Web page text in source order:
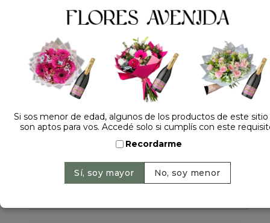
Dejá tu opinión
NOMBRE
Si sos menor de edad, algunos de los productos de este
son aptos para vos. Accedé solo si cumplís con este
Recordarme